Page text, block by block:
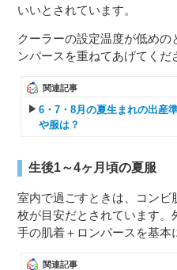
いいとされています。
クーラーの設定温度が低め
ンパースを重ねてあげてくだ
関連記事
6・7・8月の夏生まれの出産
や服は？
生後1～4ヶ月頃の夏服
室内で過ごすときは、コンビ
枚が目安だとされています
手の肌着＋ロンパースを基本
関連記事